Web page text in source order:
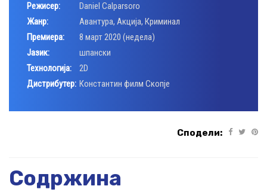
Режисер:
Daniel Calparsoro
Жанр:
Авантура, Акција, Криминал
Премиера:
8 март 2020 (недела)
Јазик:
шпански
Технологија:
2D
Дистрибутер: Константин филм Скопје
Сподели:
Содржина